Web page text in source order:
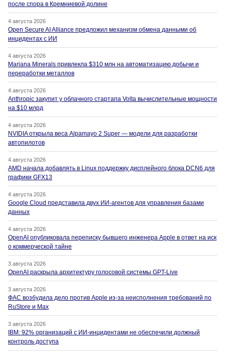
после спора в Кремниевой долине
4 августа 2026
Open Secure AI Alliance предложил механизм обмена данными об
инцидентах с ИИ
4 августа 2026
Mariana Minerals привлекла $310 млн на автоматизацию добычи и
переработки металлов
4 августа 2026
Anthropic закупит у облачного стартапа Volta вычислительные мощности
на $10 млрд
4 августа 2026
NVIDIA открыла веса Alpamayo 2 Super — модели для разработки
автопилотов
4 августа 2026
AMD начала добавлять в Linux поддержку дисплейного блока DCN6 для
графики GFX13
4 августа 2026
Google Cloud представила двух ИИ-агентов для управления базами
данных
4 августа 2026
OpenAI опубликовала переписку бывшего инженера Apple в ответ на иск
о коммерческой тайне
3 августа 2026
OpenAI раскрыла архитектуру голосовой системы GPT-Live
3 августа 2026
ФАС возбудила дело против Apple из-за неисполнения требований по
RuStore и Max
3 августа 2026
IBM: 92% организаций с ИИ-инцидентами не обеспечили должный
контроль доступа